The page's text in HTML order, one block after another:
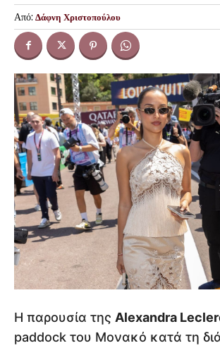
Από: Δάφνη Χριστοπούλου
Η παρουσία της Alexandra
paddock του Μονακό κατά τη